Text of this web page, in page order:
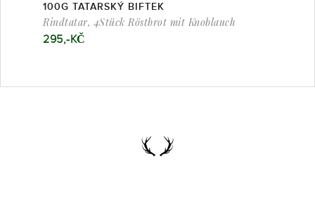
100G TATARSKÝ BIFTEK
Rindtatar, 4Stück Röstbrot mit Knoblauch
295,-KČ